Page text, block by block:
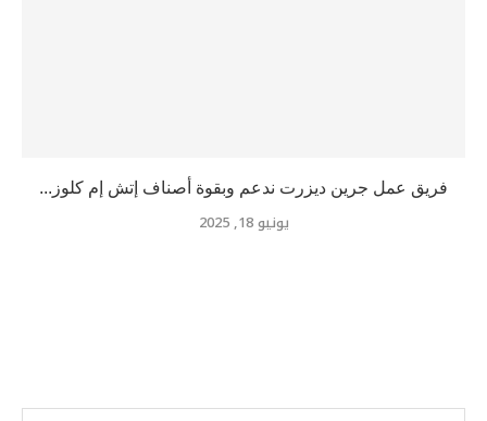
فريق عمل جرين ديزرت ندعم وبقوة أصناف إتش إم كلوز...
يونيو 18, 2025